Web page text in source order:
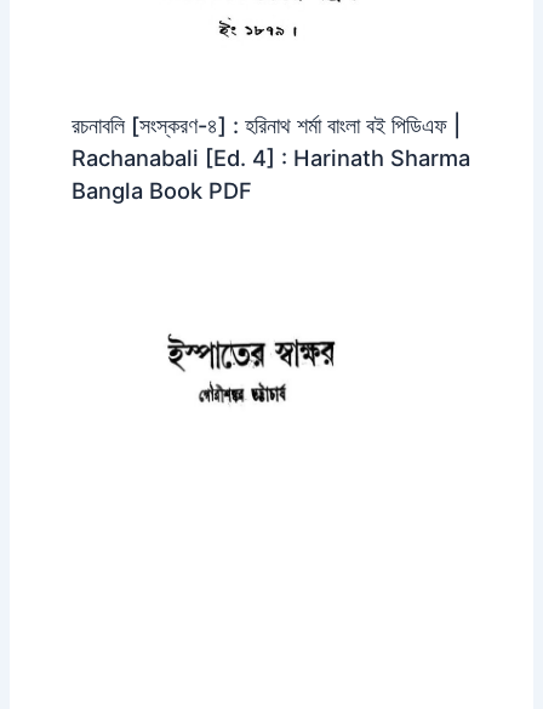
রচনাবলি [সংস্করণ-৪] : হরিনাথ শর্মা বাংলা বই পিডিএফ |
Rachanabali [Ed. 4] : Harinath Sharma
Bangla Book PDF